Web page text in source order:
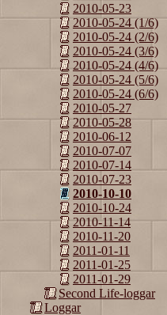
2010-05-23
2010-05-24 (1/6)
2010-05-24 (2/6)
2010-05-24 (3/6)
2010-05-24 (4/6)
2010-05-24 (5/6)
2010-05-24 (6/6)
2010-05-27
2010-05-28
2010-06-12
2010-07-07
2010-07-14
2010-07-23
2010-10-10
2010-10-24
2010-11-14
2010-11-20
2011-01-11
2011-01-25
2011-01-29
Second Life-loggar
Loggar